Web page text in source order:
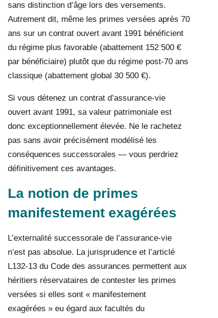
sans distinction d’âge lors des versements.
Autrement dit, même les primes versées après 70
ans sur un contrat ouvert avant 1991 bénéficient
du régime plus favorable (abattement 152 500 €
par bénéficiaire) plutôt que du régime post-70 ans
classique (abattement global 30 500 €).
Si vous détenez un contrat d’assurance-vie
ouvert avant 1991, sa valeur patrimoniale est
donc exceptionnellement élevée. Ne le rachetez
pas sans avoir précisément modélisé les
conséquences successorales — vous perdriez
définitivement ces avantages.
La notion de primes
manifestement exagérées
L’externalité successorale de l’assurance-vie
n’est pas absolue. La jurisprudence et l’articlé
L132-13 du Code des assurances permettent aux
héritiers réservataires de contester les primes
versées si elles sont « manifestement
exagérées » eu égard aux facultés du